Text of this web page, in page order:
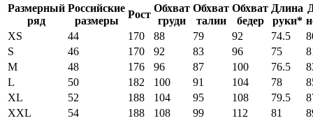
Размерный
ряд
Российские
размеры
Рост
Обхват
груди
Обхват
талии
Обхват
бедер
Длина
руки*
XS
44 170 88 79 92 74.5
S
46 170 92 83 96 75
M
48 176 96 87 100 76.5
L
50 182 100 91 104 78
XL
52 188 104 95 108 79.5
XXL
54 188 108 99 112 81